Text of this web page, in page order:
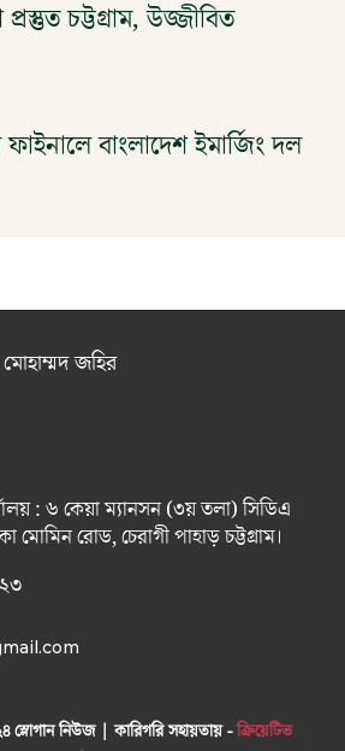
প্রস্তুত চট্টগ্রাম, উজ্জীবিত
ফাইনালে বাংলাদেশ ইমার্জিং দল
জহির
: ৬ কেয়া ম্যানসন (৩য় তলা) সিডিএ
মোমিন রোড, চেরাগী পাহাড় চট্টগ্রাম।
স্লোগান নিউজ | কারিগরি সহায়তায় -ক্রিয়েটিভ